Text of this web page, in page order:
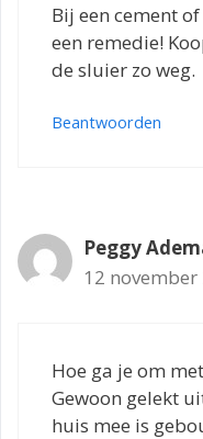
Bij een cement
een remedie!
de sluier zo weg.
Beantwoorden
Peggy
12
Hoe ga je om
Gewoon gelekt
huis mee is